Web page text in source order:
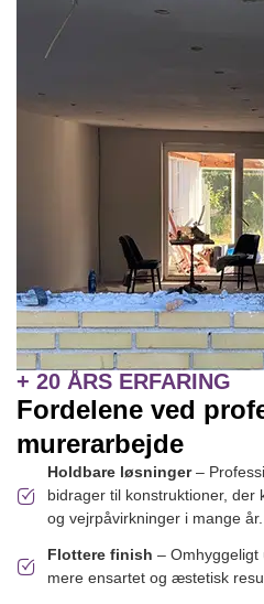
+ 20 ÅRS ERFARING
Fordelene ved
murerarbejde
Holdbare løsninger–
bidrager til konstruktioner, der
og vejrpåvirkninger i mange år.
Flottere finish –
mere ensartet og æstetisk